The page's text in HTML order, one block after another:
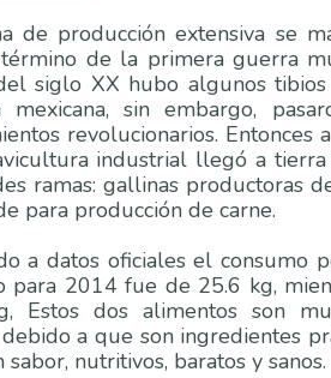
de producción extensiva se
de la primera guerra
siglo XX hubo algunos
mexicana, sin embargo,
revolucionarios. Entonces
industrial llegó a tierra
ramas: gallinas productoras
para producción de carne.
a datos oficiales el consumo
para 2014 fue de 25.6 kg,
Estos dos alimentos son
a que son ingredientes
nutritivos, baratos y sanos.